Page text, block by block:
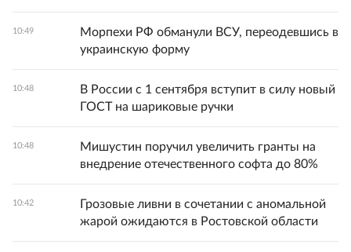
10:49
Морпехи РФ обманули ВСУ, переодевшись в
украинскую форму
10:48
В России с 1 сентября вступит в силу новый
ГОСТ на шариковые ручки
10:48
Мишустин поручил увеличить гранты на
внедрение отечественного софта до 80%
10:42
Грозовые ливни в сочетании с аномальной
жарой ожидаются в Ростовской области